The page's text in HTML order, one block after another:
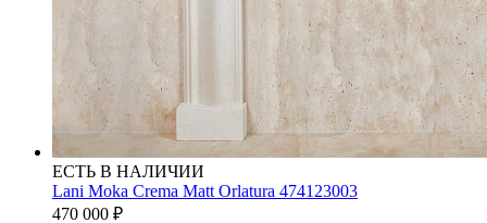
ЕСТЬ В НАЛИЧИИ
Lani Moka Crema Matt Orlatura 474123003
470 000 ₽